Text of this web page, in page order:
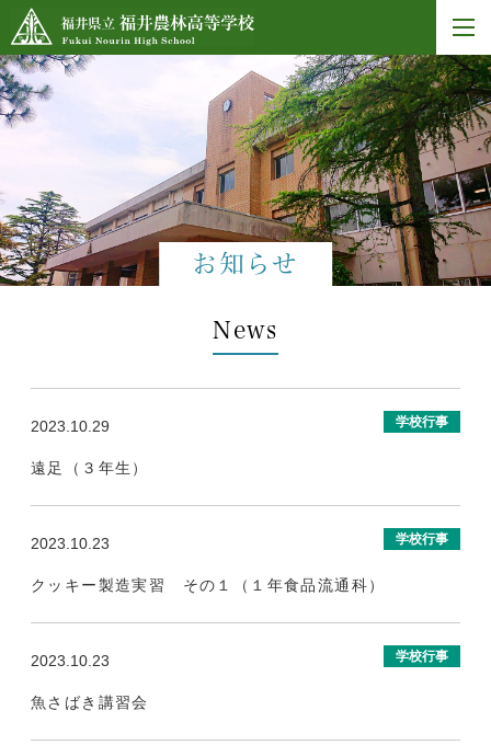
お知らせ
News
2023.10.29 学校行事
遠足（３年生）
2023.10.23 学校行事
クッキー製造実習 その１（１年食品流通科）
2023.10.23 学校行事
魚さばき講習会